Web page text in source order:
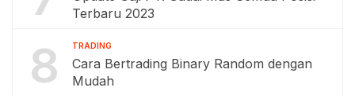
Terbaru 2023
8 TRADING
Cara Bertrading Binary Random dengan
Mudah